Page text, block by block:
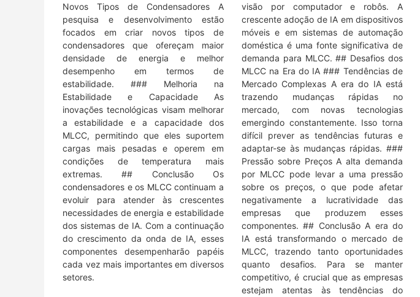
Novos Tipos de Condensadores A
pesquisa e desenvolvimento estão
focados em criar novos tipos de
condensadores que ofereçam maior
densidade de energia e melhor
desempenho em termos de
estabilidade. ### Melhoria na
Estabilidade e Capacidade As
inovações tecnológicas visam melhorar
a estabilidade e a capacidade dos
MLCC, permitindo que eles suportem
cargas mais pesadas e operem em
condições de temperatura mais
extremas. ## Conclusão Os
condensadores e os MLCC continuam a
evoluir para atender às crescentes
necessidades de energia e estabilidade
dos sistemas de IA. Com a continuação
do crescimento da onda de IA, esses
componentes desempenharão papéis
cada vez mais importantes em diversos
setores.
visão por computador e robôs. A
crescente adoção de IA em dispositivos
móveis e em sistemas de automação
doméstica é uma fonte significativa de
demanda para MLCC. ## Desafios dos
MLCC na Era do IA ### Tendências de
Mercado Complexas A era do IA está
trazendo mudanças rápidas no
mercado, com novas tecnologias
emergindo constantemente. Isso torna
difícil prever as tendências futuras e
adaptar-se às mudanças rápidas. ###
Pressão sobre Preços A alta demanda
por MLCC pode levar a uma pressão
sobre os preços, o que pode afetar
negativamente a lucratividade das
empresas que produzem esses
componentes. ## Conclusão A era do
IA está transformando o mercado de
MLCC, trazendo tanto oportunidades
quanto desafios. Para se manter
competitivo, é crucial que as empresas
estejam atentas às tendências do